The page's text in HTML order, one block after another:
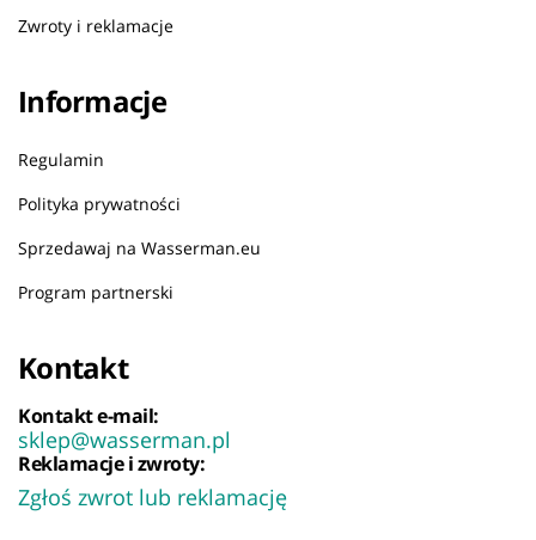
Zwroty i reklamacje
Informacje
Regulamin
Polityka prywatności
Sprzedawaj na Wasserman.eu
Program partnerski
Kontakt
Kontakt e-mail:
sklep@wasserman.pl
Reklamacje i zwroty:
Zgłoś zwrot lub reklamację